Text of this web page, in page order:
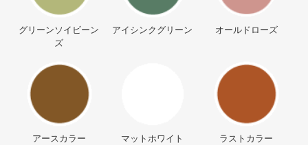
グリーンソイビーン
ズ
アイシンクグリーン オールドローズ
アースカラー マットホワイト ラストカラー